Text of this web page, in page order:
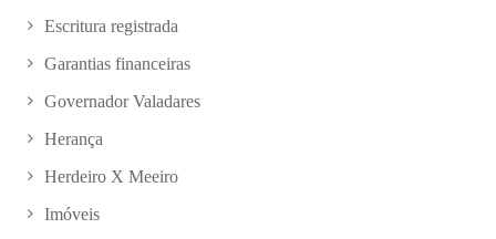
Escritura registrada
Garantias financeiras
Governador Valadares
Herança
Herdeiro X Meeiro
Imóveis